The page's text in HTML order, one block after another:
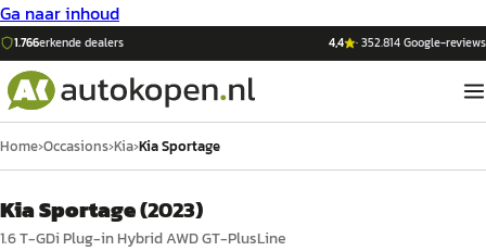
Ga naar inhoud
1.766erkende dealers 4,4 ·352.814Google-reviews
Home›Occasions›Kia›Kia Sportage
Kia Sportage(2023)
1.6 T-GDi Plug-in Hybrid AWD GT-PlusLine